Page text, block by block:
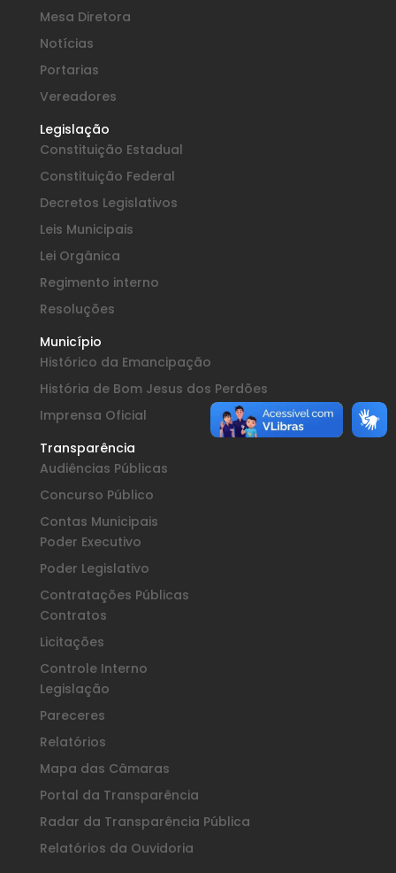
Mesa Diretora
Notícias
Portarias
Vereadores
Legislação
Constituição Estadual
Constituição Federal
Decretos Legislativos
Leis Municipais
Lei Orgânica
Regimento interno
Resoluções
Município
Histórico da Emancipação
História de Bom Jesus dos Perdões
Imprensa Oficial
Transparência
Audiências Públicas
Concurso Público
Contas Municipais
Poder Executivo
Poder Legislativo
Contratações Públicas
Contratos
Licitações
Controle Interno
Legislação
Pareceres
Relatórios
Mapa das Câmaras
Portal da Transparência
Radar da Transparência Pública
Relatórios da Ouvidoria